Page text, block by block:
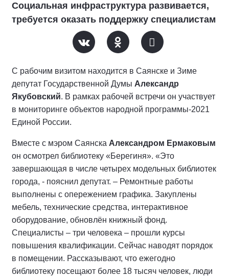
Социальная инфраструктура развивается,
требуется оказать поддержку специалистам
С рабочим визитом находится в Саянске и Зиме
депутат Государственной Думы Александр
Якубовский. В рамках рабочей встречи он участвует
в мониторинге объектов народной программы-2021
Единой России.
Вместе с мэром Саянска Александром Ермаковым
он осмотрел библиотеку «Берегиня». «Это
завершающая в числе четырех модельных библиотек
города, - пояснил депутат. – Ремонтные работы
выполнены с опережением графика. Закуплены
мебель, технические средства, интерактивное
оборудование, обновлён книжный фонд.
Специалисты – три человека – прошли курсы
повышения квалификации. Сейчас наводят порядок
в помещении. Рассказывают, что ежегодно
библиотеку посещают более 18 тысяч человек, люди